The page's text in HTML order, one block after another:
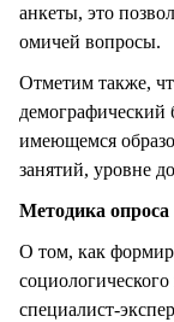
анкеты, это
омичей вопросы.
Отметим также,
демографический
имеющемся
занятий, уровне
Методика опроса
О том, как
специалист-